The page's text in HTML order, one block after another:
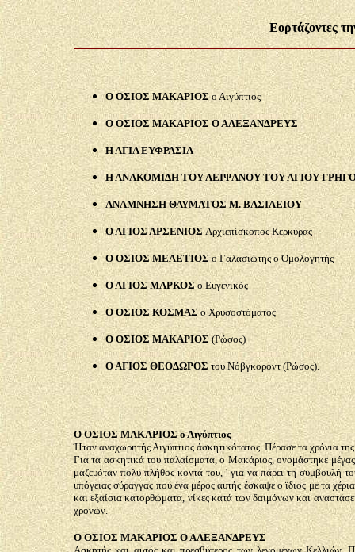
Εορτάζοντες
Ο ΟΣΙΟΣ ΜΑΚΑΡΙΟΣο Αιγύπτιος
Ο ΟΣΙΟΣ ΜΑΚΑΡΙΟΣ Ο ΑΛΕΞΑΝΔΡΕΥΣ
Η ΑΓΙΑ ΕΥΦΡΑΣΙΑ
Η ΑΝΑΚΟΜΙΔΗ ΤΟΥ ΛΕΙΨΑΝΟΥ ΤΟΥ ΑΓΙΟΥ
ΑΝΑΜΝΗΣΗ ΘΑΥΜΑΤΟΣ Μ. ΒΑΣΙΛΕΙΟΥ
Ο ΑΓΙΟΣ ΑΡΣΕΝΙΟΣΑρχιεπίσκοπος Κερκύρας
Ο ΟΣΙΟΣ ΜΕΛΕΤΙΟΣο Γαλασιώτης ο Όμολογητής
Ο ΑΓΙΟΣ ΜΑΡΚΟΣο Ευγενικός
Ο ΟΣΙΟΣ ΚΟΣΜΑΣο Χρυσοστόματος
Ο ΟΣΙΟΣ ΜΑΚΑΡΙΟΣ(Ρώσος)
Ο ΑΓΙΟΣ ΘΕΟΔΩΡΟΣτου Νόβγκοροντ (Ρώσος).
Ο ΟΣΙΟΣ ΜΑΚΑΡΙΟΣ ο Αιγύπτιος
Ήταν αναχωρητής Αιγύπτιος άσκητικότατος. Πέρασε τα χρόνια
Για τα ασκητικά του παλαίσματα, ο Μακάριος, ονομάστηκε
μαζευόταν πολύ πλήθος κοντά του, ' για να πάρει τη συμβουλή
υπόγειας σύραγγας πού ένα μέρος αυτής έσκαψε ο ϊδιος με τα
και εξαίσια κατορθώματα, νίκες κατά των δαιμόνων και
χρονών.
Ο ΟΣΙΟΣ ΜΑΚΑΡΙΟΣ Ο ΑΛΕΞΑΝΔΡΕΥΣ